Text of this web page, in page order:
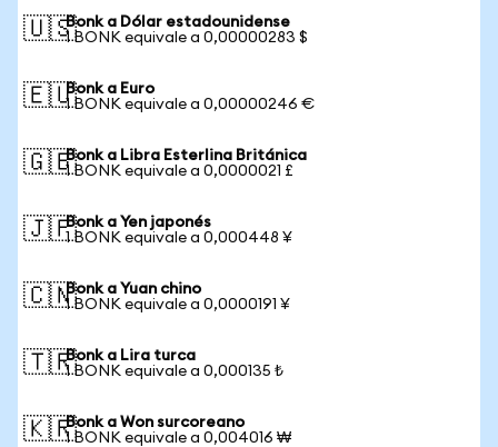
🇺🇸Bonk a Dólar estadounidense
1 BONK equivale a 0,00000283 $
🇪🇺Bonk a Euro
1 BONK equivale a 0,00000246 €
🇬🇧Bonk a Libra Esterlina Británica
1 BONK equivale a 0,0000021 £
🇯🇵Bonk a Yen japonés
1 BONK equivale a 0,000448 ¥
🇨🇳Bonk a Yuan chino
1 BONK equivale a 0,0000191 ¥
🇹🇷Bonk a Lira turca
1 BONK equivale a 0,000135 ₺
🇰🇷Bonk a Won surcoreano
1 BONK equivale a 0,004016 ₩